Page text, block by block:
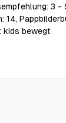
3 -
14,
kids bewegt